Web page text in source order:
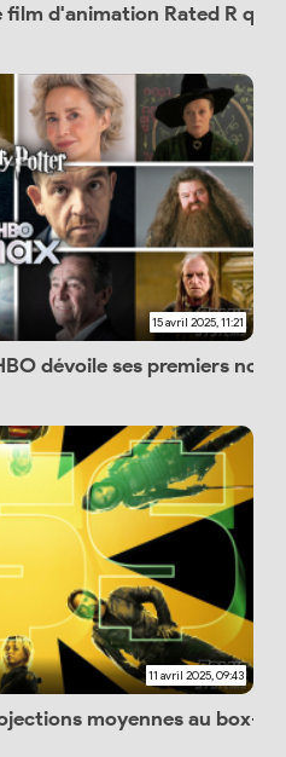
film d'animation Rated R qui
15 avril 2025, 11:21
dévoile ses premiers
11 avril 2025, 09:43
moyennes au box-